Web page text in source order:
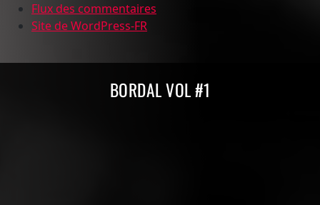
Flux des commentaires
Site de WordPress-FR
BORDAL VOL #1